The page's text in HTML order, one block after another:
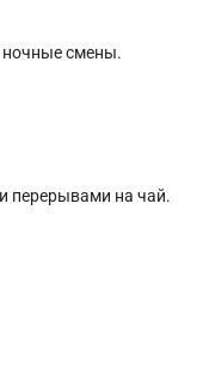
ночные смены.
перерывами на чай.